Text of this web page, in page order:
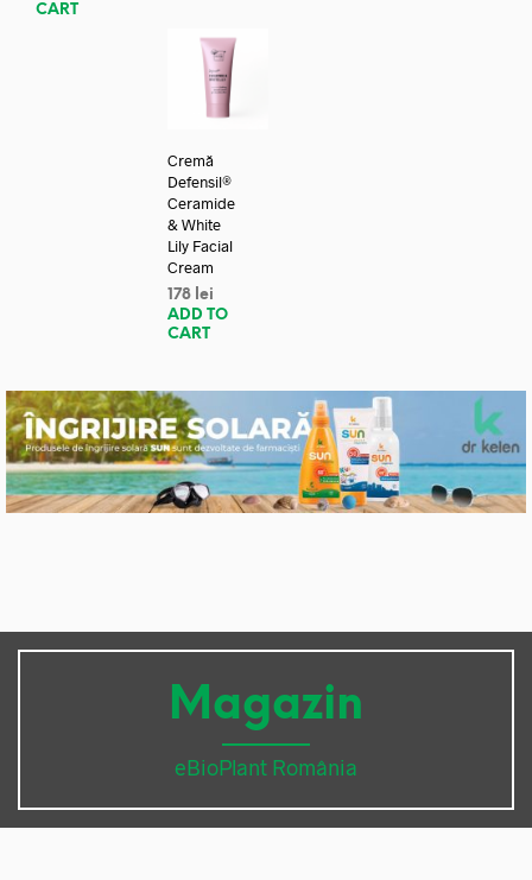
CART
Cremă
Defensil®
Ceramide
& White
Lily Facial
Cream
178 lei
ADD TO
CART
Magazin
eBioPlant România